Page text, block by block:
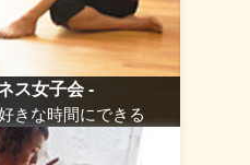
ス女子会 -
きな時間にできる